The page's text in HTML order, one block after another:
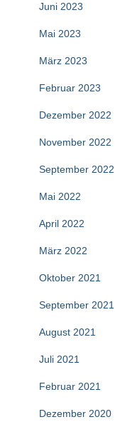
Juni 2023
Mai 2023
März 2023
Februar 2023
Dezember 2022
November 2022
September 2022
Mai 2022
April 2022
März 2022
Oktober 2021
September 2021
August 2021
Juli 2021
Februar 2021
Dezember 2020